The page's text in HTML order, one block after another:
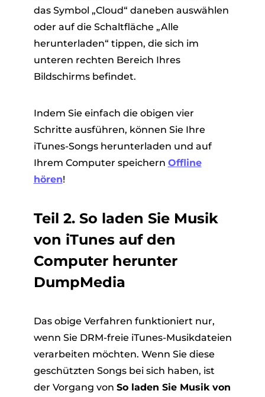
das Symbol „Cloud“ daneben auswählen
oder auf die Schaltfläche „Alle
herunterladen“ tippen, die sich im
unteren rechten Bereich Ihres
Bildschirms befindet.
Indem Sie einfach die obigen vier
Schritte ausführen, können Sie Ihre
iTunes-Songs herunterladen und auf
Ihrem Computer speichern Offline
hören!
Teil 2. So laden Sie Musik
von iTunes auf den
Computer herunter
DumpMedia
Das obige Verfahren funktioniert nur,
wenn Sie DRM-freie iTunes-Musikdateien
verarbeiten möchten. Wenn Sie diese
geschützten Songs bei sich haben, ist
der Vorgang von So laden Sie Musik von